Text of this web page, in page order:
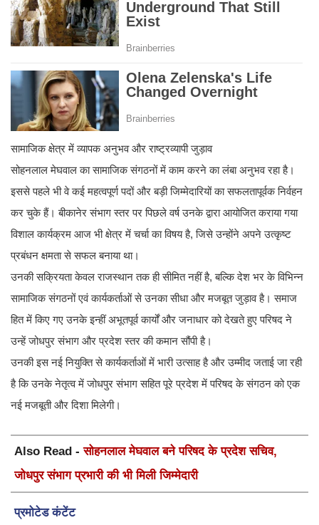
सामाजिक क्षेत्र में व्यापक अनुभव और राष्ट्रव्यापी जुड़ाव
सोहनलाल मेघवाल का सामाजिक संगठनों में काम करने का लंबा अनुभव रहा है।
इससे पहले भी वे कई महत्वपूर्ण पदों और बड़ी जिम्मेदारियों का सफलतापूर्वक निर्वहन
कर चुके हैं। बीकानेर संभाग स्तर पर पिछले वर्ष उनके द्वारा आयोजित कराया गया
विशाल कार्यक्रम आज भी क्षेत्र में चर्चा का विषय है, जिसे उन्होंने अपने उत्कृष्ट
प्रबंधन क्षमता से सफल बनाया था।
उनकी सक्रियता केवल राजस्थान तक ही सीमित नहीं है, बल्कि देश भर के विभिन्न
सामाजिक संगठनों एवं कार्यकर्ताओं से उनका सीधा और मजबूत जुड़ाव है। समाज
हित में किए गए उनके इन्हीं अभूतपूर्व कार्यों और जनाधार को देखते हुए परिषद ने
उन्हें जोधपुर संभाग और प्रदेश स्तर की कमान सौंपी है।
उनकी इस नई नियुक्ति से कार्यकर्ताओं में भारी उत्साह है और उम्मीद जताई जा रही
है कि उनके नेतृत्व में जोधपुर संभाग सहित पूरे प्रदेश में परिषद के संगठन को एक
नई मजबूती और दिशा मिलेगी।
Also Read -सोहनलाल मेघवाल बने परिषद के प्रदेश सचिव,
जोधपुर संभाग प्रभारी की भी मिली जिम्मेदारी